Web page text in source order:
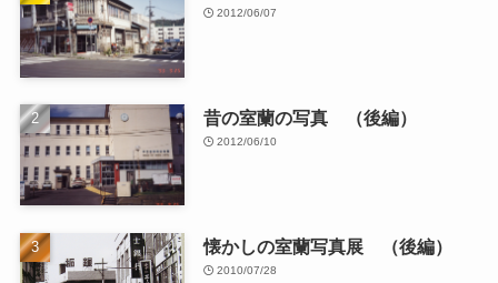
2012/06/07
昔の室蘭の写真 （後編）
2012/06/10
懐かしの室蘭写真展 （後編）
2010/07/28